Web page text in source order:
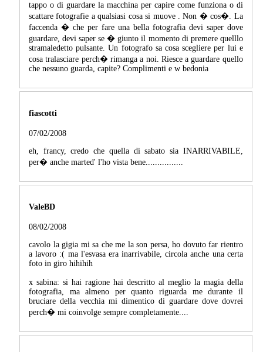
tappo o di guardare la macchina per capire come funziona o di
scattare fotografie a qualsiasi cosa si muove . Non � cos�. La
faccenda � che per fare una bella fotografia devi saper dove
guardare, devi saper se � giunto il momento di premere quelllo
stramaledetto pulsante. Un fotografo sa cosa scegliere per lui e
cosa tralasciare perch� rimanga a noi. Riesce a guardare quello
che nessuno guarda, capite? Complimenti e w bedonia
fiascotti
07/02/2008
eh, francy, credo che quella di sabato sia INARRIVABILE,
per� anche marted' l'ho vista bene................
ValeBD
08/02/2008
cavolo la gigia mi sa che me la son persa, ho dovuto far rientro
a lavoro :( ma l'esvasa era inarrivabile, circola anche una certa
foto in giro hihihih
x sabina: si hai ragione hai descritto al meglio la magia della
fotografia, ma almeno per quanto riguarda me durante il
bruciare della vecchia mi dimentico di guardare dove dovrei
perch� mi coinvolge sempre completamente....